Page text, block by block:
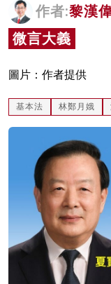
影片
名家榜
灼見活動
作者:黎漢
微言大義
圖片：作者提供
基本法 林鄭月娥